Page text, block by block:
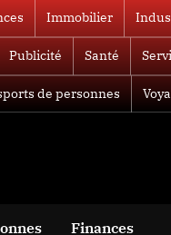
Immobilier
Publicité Santé
de personnes
Finances